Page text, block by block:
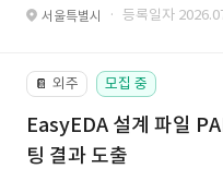
서울특별시 · 등록일자
📔 외주 모집 중
EasyEDA 설계 파일
팅 결과 도출